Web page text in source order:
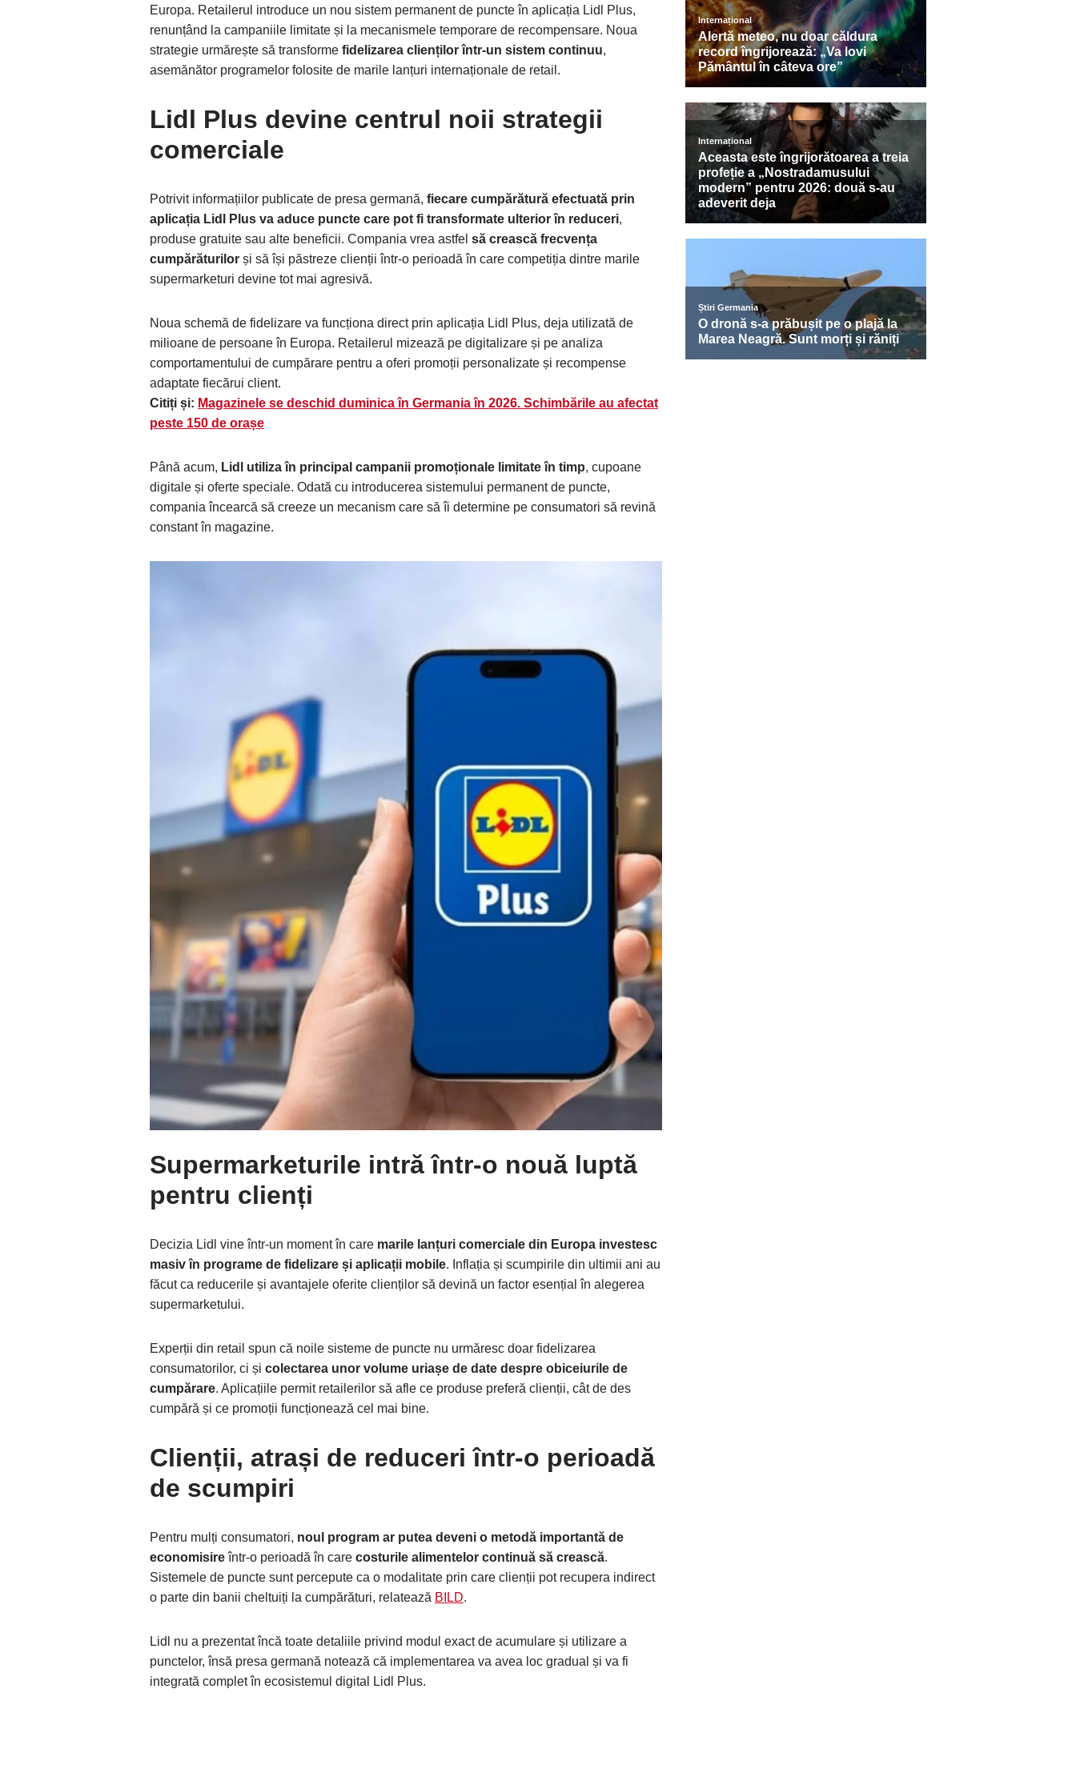
Europa. Retailerul introduce un nou sistem permanent de puncte în aplicația Lidl Plus,
renunțând la campaniile limitate și la mecanismele temporare de recompensare. Noua
strategie urmărește să transforme fidelizarea clienților într-un sistem continuu,
asemănător programelor folosite de marile lanțuri internaționale de retail.
Lidl Plus devine centrul noii strategii
comerciale
Potrivit informațiilor publicate de presa germană, fiecare cumpărătură efectuată prin
aplicația Lidl Plus va aduce puncte care pot fi transformate ulterior în reduceri,
produse gratuite sau alte beneficii. Compania vrea astfel să crească frecvența
cumpărăturilor și să își păstreze clienții într-o perioadă în care competiția dintre marile
supermarketuri devine tot mai agresivă.
Noua schemă de fidelizare va funcționa direct prin aplicația Lidl Plus, deja utilizată de
milioane de persoane în Europa. Retailerul mizează pe digitalizare și pe analiza
comportamentului de cumpărare pentru a oferi promoții personalizate și recompense
adaptate fiecărui client.
Citiți și: Magazinele se deschid duminica în Germania în 2026. Schimbările au afectat
peste 150 de orașe
Până acum, Lidl utiliza în principal campanii promoționale limitate în timp, cupoane
digitale și oferte speciale. Odată cu introducerea sistemului permanent de puncte,
compania încearcă să creeze un mecanism care să îi determine pe consumatori să revină
constant în magazine.
Supermarketurile intră într-o nouă luptă
pentru clienți
Decizia Lidl vine într-un moment în care marile lanțuri comerciale din Europa investesc
masiv în programe de fidelizare și aplicații mobile. Inflația și scumpirile din ultimii ani au
făcut ca reducerile și avantajele oferite clienților să devină un factor esențial în alegerea
supermarketului.
Experții din retail spun că noile sisteme de puncte nu urmăresc doar fidelizarea
consumatorilor, ci și colectarea unor volume uriașe de date despre obiceiurile de
cumpărare. Aplicațiile permit retailerilor să afle ce produse preferă clienții, cât de des
cumpără și ce promoții funcționează cel mai bine.
Clienții, atrași de reduceri într-o perioadă
de scumpiri
Pentru mulți consumatori, noul program ar putea deveni o metodă importantă de
economisireîntr-o perioadă în care costurile alimentelor continuă să crească.
Sistemele de puncte sunt percepute ca o modalitate prin care clienții pot recupera indirect
o parte din banii cheltuiți la cumpărături, relatează BILD.
Lidl nu a prezentat încă toate detaliile privind modul exact de acumulare și utilizare a
punctelor, însă presa germană notează că implementarea va avea loc gradual și va fi
integrată complet în ecosistemul digital Lidl Plus.